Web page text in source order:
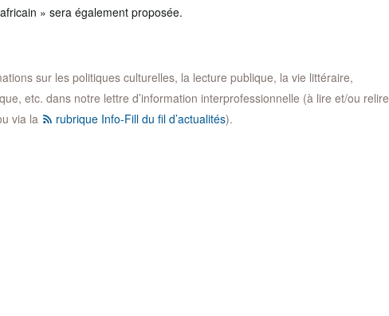
» sera également proposée.
sur les politiques culturelles, la lecture publique, la vie littéraire,
etc. dans notre lettre d’information interprofessionnelle (à lire et/ou relire
via la rubrique Info-Fill du fil d’actualités).